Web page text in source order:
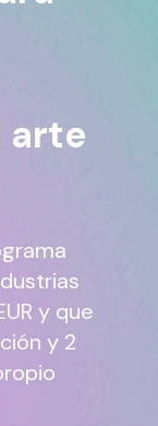
arte
y que
y 2